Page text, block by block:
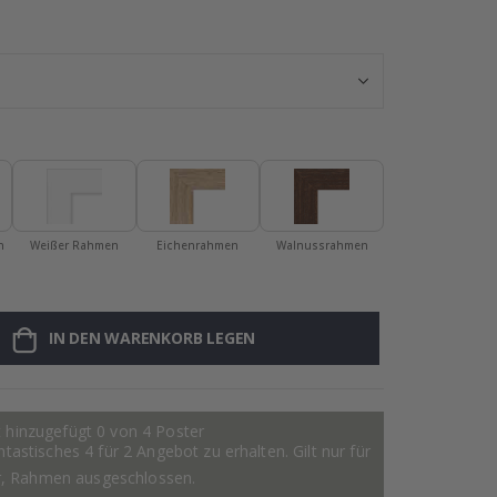
Weißer Rahmen Eichenrahmen Walnussrahmen
IN DEN WARENKORB LEGEN
hinzugefügt 0 von 4 Poster
4 für 2 Angebot zu erhalten. Gilt nur für
Rahmen ausgeschlossen.